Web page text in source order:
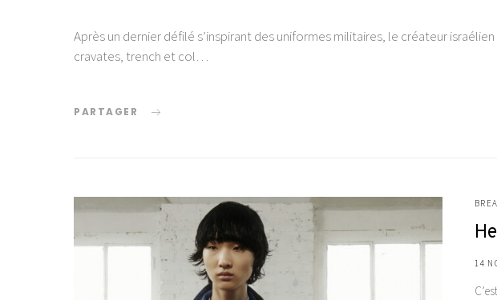
Après un dernier défilé s’inspirant des uniformes militaires, le créateur
cravates, trench et col…
PARTAGER
14